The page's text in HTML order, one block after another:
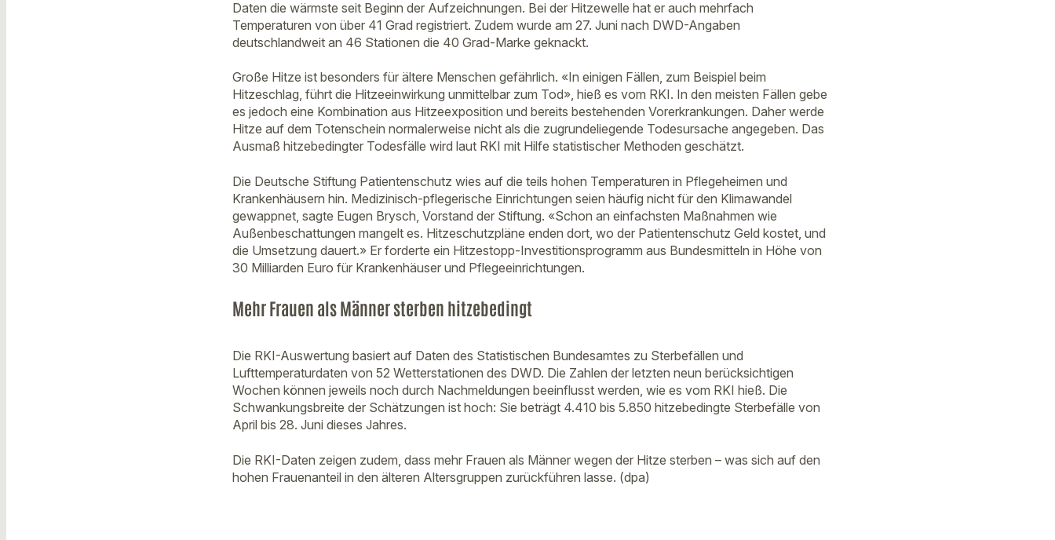
Daten die wärmste seit Beginn der Aufzeichnungen. Bei der Hitzewelle hat er auch mehrfach
Temperaturen von über 41 Grad registriert. Zudem wurde am 27. Juni nach DWD-Angaben
deutschlandweit an 46 Stationen die 40 Grad-Marke geknackt.
Große Hitze ist besonders für ältere Menschen gefährlich. «In einigen Fällen, zum Beispiel beim
Hitzeschlag, führt die Hitzeeinwirkung unmittelbar zum Tod», hieß es vom RKI. In den meisten Fällen gebe
es jedoch eine Kombination aus Hitzeexposition und bereits bestehenden Vorerkrankungen. Daher werde
Hitze auf dem Totenschein normalerweise nicht als die zugrundeliegende Todesursache angegeben. Das
Ausmaß hitzebedingter Todesfälle wird laut RKI mit Hilfe statistischer Methoden geschätzt.
Die Deutsche Stiftung Patientenschutz wies auf die teils hohen Temperaturen in Pflegeheimen und
Krankenhäusern hin. Medizinisch-pflegerische Einrichtungen seien häufig nicht für den Klimawandel
gewappnet, sagte Eugen Brysch, Vorstand der Stiftung. «Schon an einfachsten Maßnahmen wie
Außenbeschattungen mangelt es. Hitzeschutzpläne enden dort, wo der Patientenschutz Geld kostet, und
die Umsetzung dauert.» Er forderte ein Hitzestopp-Investitionsprogramm aus Bundesmitteln in Höhe von
30 Milliarden Euro für Krankenhäuser und Pflegeeinrichtungen.
Mehr Frauen als Männer sterben hitzebedingt
Die RKI-Auswertung basiert auf Daten des Statistischen Bundesamtes zu Sterbefällen und
Lufttemperaturdaten von 52 Wetterstationen des DWD. Die Zahlen der letzten neun berücksichtigen
Wochen können jeweils noch durch Nachmeldungen beeinflusst werden, wie es vom RKI hieß. Die
Schwankungsbreite der Schätzungen ist hoch: Sie beträgt 4.410 bis 5.850 hitzebedingte Sterbefälle von
April bis 28. Juni dieses Jahres.
Die RKI-Daten zeigen zudem, dass mehr Frauen als Männer wegen der Hitze sterben – was sich auf den
hohen Frauenanteil in den älteren Altersgruppen zurückführen lasse. (dpa)